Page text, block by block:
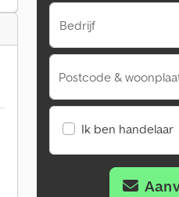
Bedrijf
Postcode &
Ik ben handelaar